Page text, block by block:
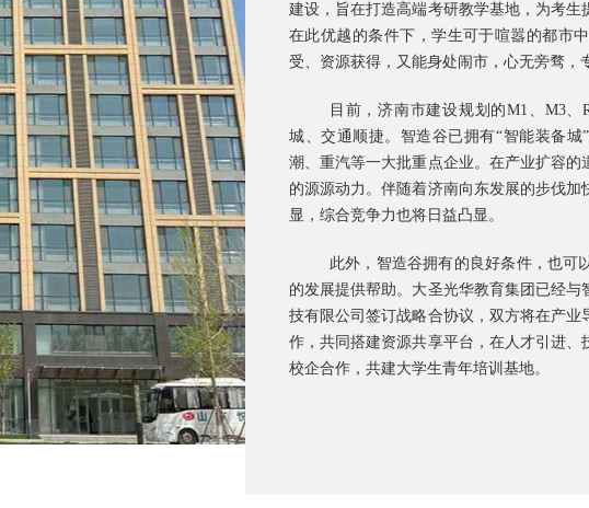
建设，旨在打造高端考研教学基地，为考生
在此优越的条件下，学生可于喧嚣的都市
受、资源获得，又能身处闹市，心无旁骛，
目前，济南市建设规划的M1、M3
城、交通顺捷。智造谷已拥有“智能装备
潮、重汽等一大批重点企业。在产业扩容
的源源动力。伴随着济南向东发展的步伐
显，综合竞争力也将日益凸显。
此外，智造谷拥有的良好条件，也可
的发展提供帮助。大圣光华教育集团已经
技有限公司签订战略合协议，双方将在产
作，共同搭建资源共享平台，在人才引进
校企合作，共建大学生青年培训基地。